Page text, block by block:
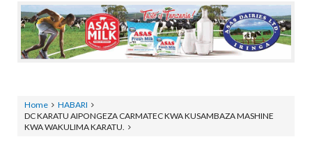
Home
HABARI
DC KARATU AIPONGEZA CARMATEC KWA KUSAMBAZA MASHINE
KWA WAKULIMA KARATU.